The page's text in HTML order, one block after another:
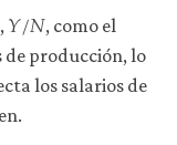
𝑌/𝑁
Y / N , como el
de producción, lo
los salarios de